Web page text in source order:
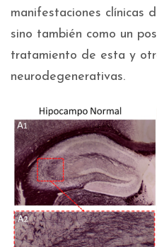
manifestaciones clínicas
sino también como un
tratamiento de esta y
neurodegenerativas.